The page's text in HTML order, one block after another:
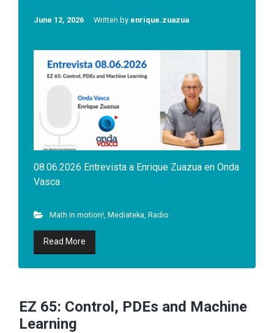
June 12, 2026 Written by enrique.zuazua
08.06.2026 Entrevista a Enrique Zuazua en Onda
Vasca
Math in motion! Mediateka Radio
Read More
EZ 65: Control, PDEs and Machine
Learning